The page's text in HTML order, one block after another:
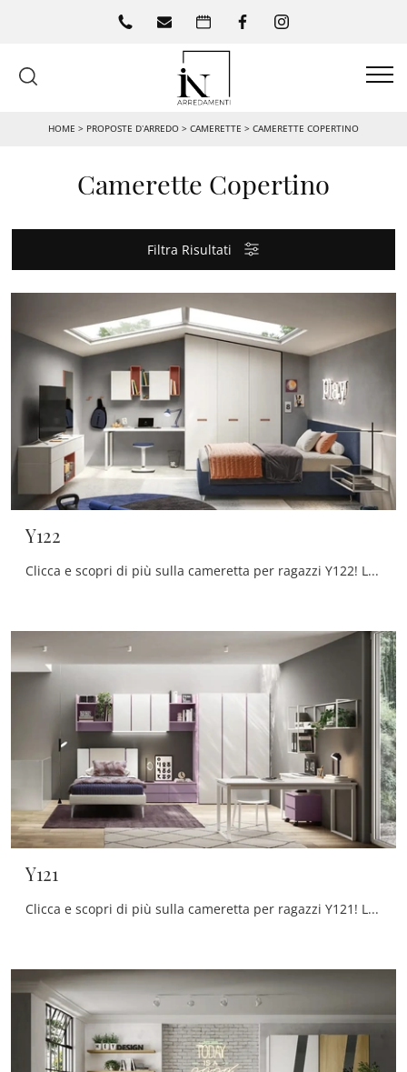
HOME > PROPOSTE D’ARREDO > CAMERETTE > CAMERETTE COPERTINO
Camerette Copertino
Filtra Risultati
Y122
Clicca e scopri di più sulla cameretta per ragazzi Y122! Le Camerette su misura Moretti Compact Camerette ti aspettano.
Y121
Clicca e scopri di più sulla cameretta per ragazzi Y121! Le Camerette a ponte Moretti Compact Camerette ti aspettano.